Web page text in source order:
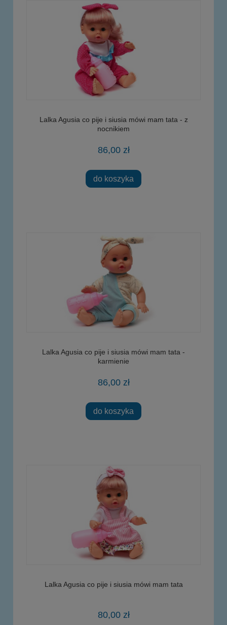
Lalka Agusia co pije i siusia mówi mam tata - z
nocnikiem
86,00 zł
do koszyka
Lalka Agusia co pije i siusia mówi mam tata -
karmienie
86,00 zł
do koszyka
Lalka Agusia co pije i siusia mówi mam tata
80,00 zł